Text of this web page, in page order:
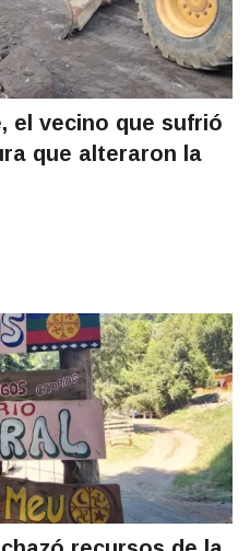
el vecino que sufrió
que alteraron la